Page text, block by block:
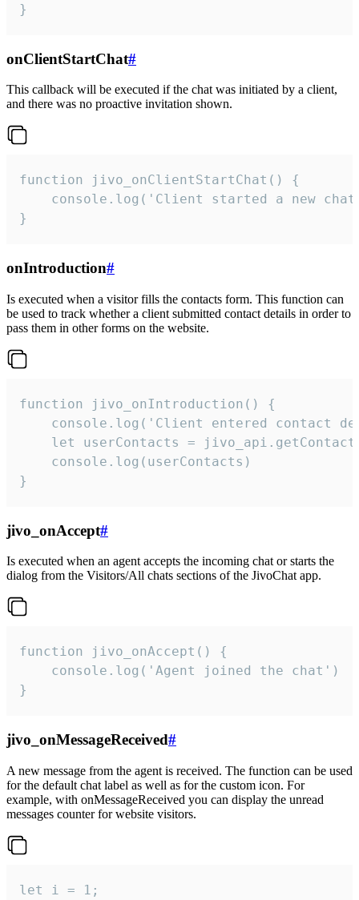
}
onClientStartChat#
This callback will be executed if the chat was initiated by a client,
and there was no proactive invitation shown.
function jivo_onClientStartChat() {
console.log('Client started a new
}
onIntroduction#
Is executed when a visitor fills the contacts form. This function can
be used to track whether a client submitted contact details in order to
pass them in other forms on the website.
function jivo_onIntroduction() {
console.log('Client entered contact
let userContacts =
    console.log(userContacts)
}
jivo_onAccept#
Is executed when an agent accepts the incoming chat or starts the
dialog from the Visitors/All chats sections of the JivoChat app.
function jivo_onAccept() {
}
jivo_onMessageReceived#
A new message from the agent is received. The function can be used
for the default chat label as well as for the custom icon. For
example, with onMessageReceived you can display the unread
messages counter for website visitors.
let i = 1;